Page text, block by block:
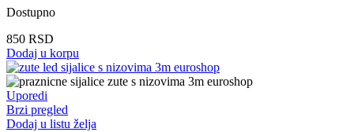
Dostupno
850 RSD
Dodaj u korpu
Uporedi
Brzi pregled
Dodaj u listu želja